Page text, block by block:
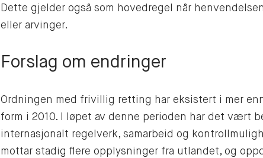
Dette gjelder også som hovedregel når
eller arvinger.
Forslag om endringer
Ordningen med frivillig retting har eksistert i mer
form i 2010. I løpet av denne perioden har det vært
internasjonalt regelverk, samarbeid og
mottar stadig flere opplysninger fra utlandet, og